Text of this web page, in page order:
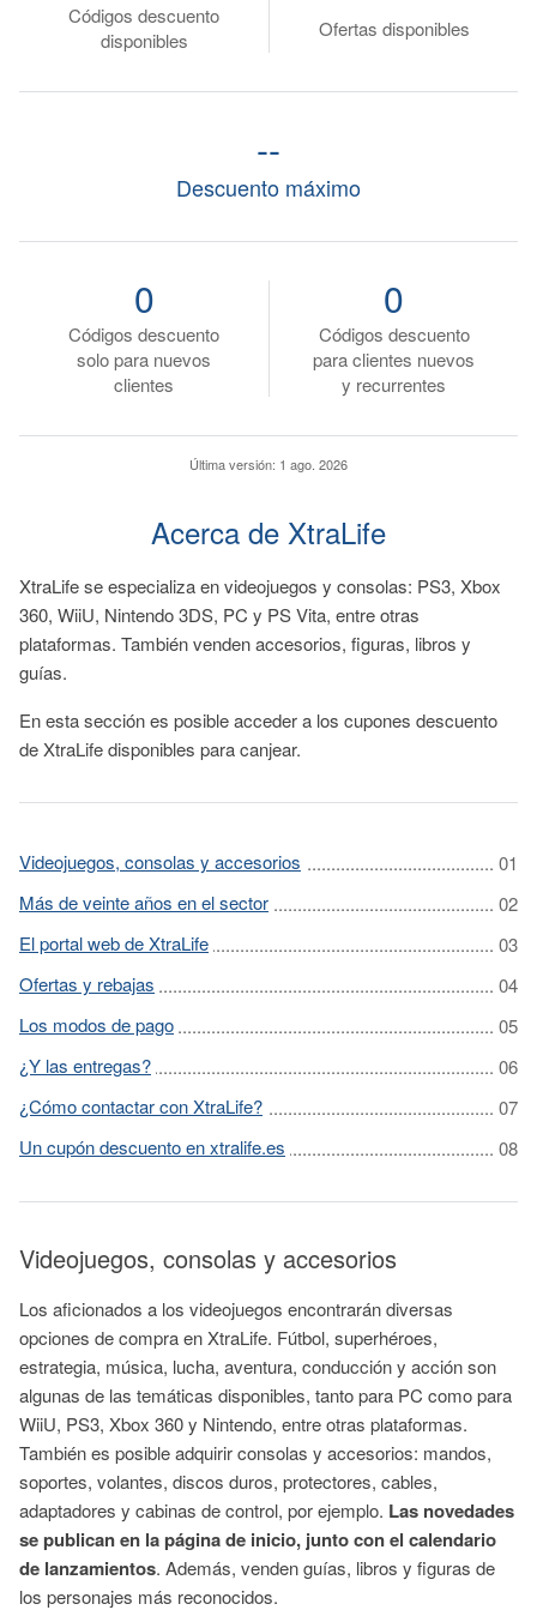
Códigos descuento
disponibles
Ofertas disponibles
Descuento máximo
--
Códigos descuento
solo para nuevos
clientes
0
Códigos descuento
para clientes nuevos
y recurrentes
0
Última versión: 1 ago. 2026
Acerca de XtraLife
XtraLife se especializa en videojuegos y consolas: PS3, Xbox
360, WiiU, Nintendo 3DS, PC y PS Vita, entre otras
plataformas. También venden accesorios, figuras, libros y
guías.
En esta sección es posible acceder a los cupones descuento
de XtraLife disponibles para canjear.
Videojuegos, consolas y accesorios
Más de veinte años en el sector
El portal web de XtraLife
Ofertas y rebajas
Los modos de pago
¿Y las entregas?
¿Cómo contactar con XtraLife?
Un cupón descuento en xtralife.es
Videojuegos, consolas y accesorios
Los aficionados a los videojuegos encontrarán diversas
opciones de compra en XtraLife. Fútbol, superhéroes,
estrategia, música, lucha, aventura, conducción y acción son
algunas de las temáticas disponibles, tanto para PC como para
WiiU, PS3, Xbox 360 y Nintendo, entre otras plataformas.
También es posible adquirir consolas y accesorios: mandos,
soportes, volantes, discos duros, protectores, cables,
adaptadores y cabinas de control, por ejemplo. Las novedades
se publican en la página de inicio, junto con el calendario
de lanzamientos. Además, venden guías, libros y figuras de
los personajes más reconocidos.